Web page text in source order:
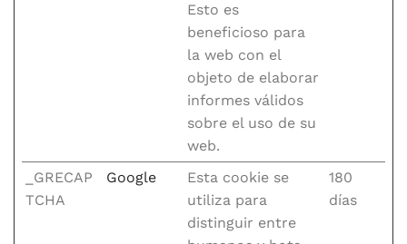
Esto es
beneficioso para
la web con el
objeto de elaborar
informes válidos
sobre el uso de su
web.
_GRECAP
TCHA
Google
Esta cookie se
utiliza para
distinguir entre
180
días